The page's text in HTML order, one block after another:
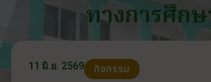
ทางการศึก
11 มิ.ย. 2569 กิจกรรม